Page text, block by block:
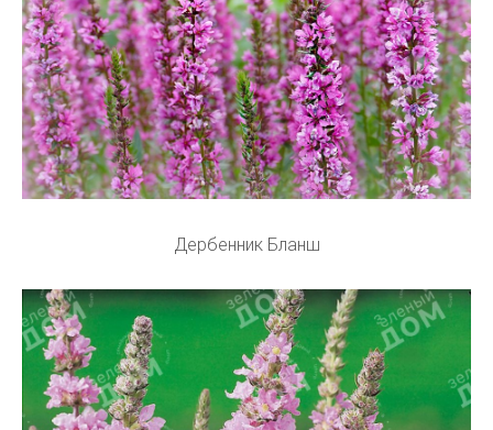
Дербенник Бланш